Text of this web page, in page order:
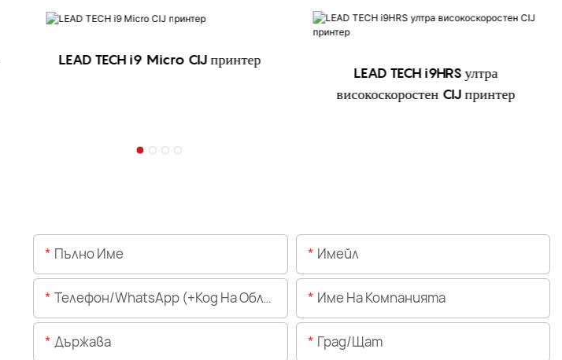
LEAD TECH i9 Micro CIJ принтер
LEAD TECH i9HRS ултра
високоскоростен CIJ принтер
Пълно Име Имейл
Телефон/WhatsApp (+Код На Областта) Име На Компанията
Държава Град/щат